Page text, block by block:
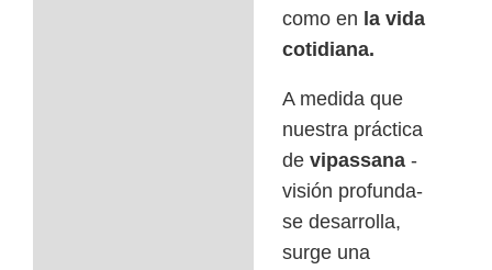
como en la vida
cotidiana.
A medida que
nuestra práctica
devipassana -
visión profunda-
se desarrolla,
surge una